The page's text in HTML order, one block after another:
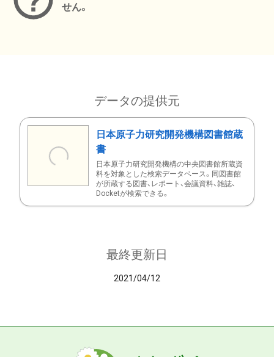
せん。
データの提供元
日本原子力研究開発機構図書館蔵
書
日本原子力研究開発機構の中央図書館所蔵資
料を対象とした検索データベース。同図書館
が所蔵する図書、レポート、会議資料、雑誌、
Docketが検索できる。
最終更新日
2021/04/12